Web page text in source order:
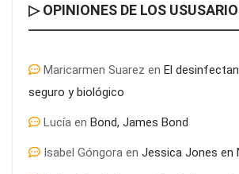
para este agosto, según KAYAK
▷ OPINIONES DE LOS
Maricarmen Suarez en El
seguro y biológico
Lucía en Bond, James Bond
Isabel Góngora en Jessica Jones en